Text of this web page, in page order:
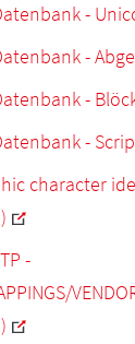
-
-
-
-
character
-